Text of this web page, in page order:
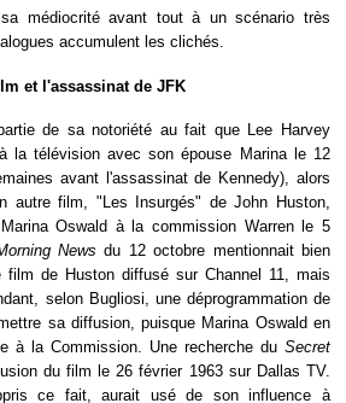
médiocrité avant tout à un scénario très
accumulent les clichés.
et l'assassinat de JFK
de sa notoriété au fait que Lee Harvey
la télévision avec son épouse Marina le 12
avant l'assassinat de Kennedy), alors
autre film, "Les Insurgés" de John Huston,
Oswald à la commission Warren le 5
News du 12 octobre mentionnait bien
film de Huston diffusé sur Channel 11, mais
selon Bugliosi, une déprogrammation de
sa diffusion, puisque Marina Oswald en
à la Commission. Une recherche du Secret
du film le 26 février 1963 sur Dallas TV.
ce fait, aurait usé de son influence à